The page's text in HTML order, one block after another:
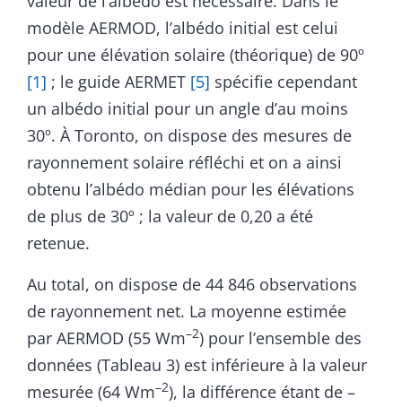
modèle AERMOD, l’albédo initial est celui
pour une élévation solaire (théorique) de 90º
[1] ; le guide AERMET [5] spécifie cependant
un albédo initial pour un angle d’au moins
30º. À Toronto, on dispose des mesures de
rayonnement solaire réfléchi et on a ainsi
obtenu l’albédo médian pour les élévations
de plus de 30º ; la valeur de 0,20 a été
retenue.
Au total, on dispose de 44 846 observations
de rayonnement net. La moyenne estimée
par AERMOD (55 Wm–2) pour l’ensemble des
données (Tableau 3) est inférieure à la valeur
mesurée (64 Wm–2), la différence étant de –